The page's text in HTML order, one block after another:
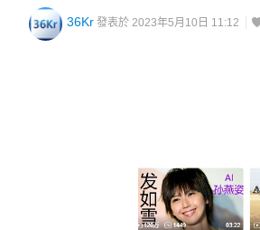
36Kr 發表於 2023年5月10日 11:12